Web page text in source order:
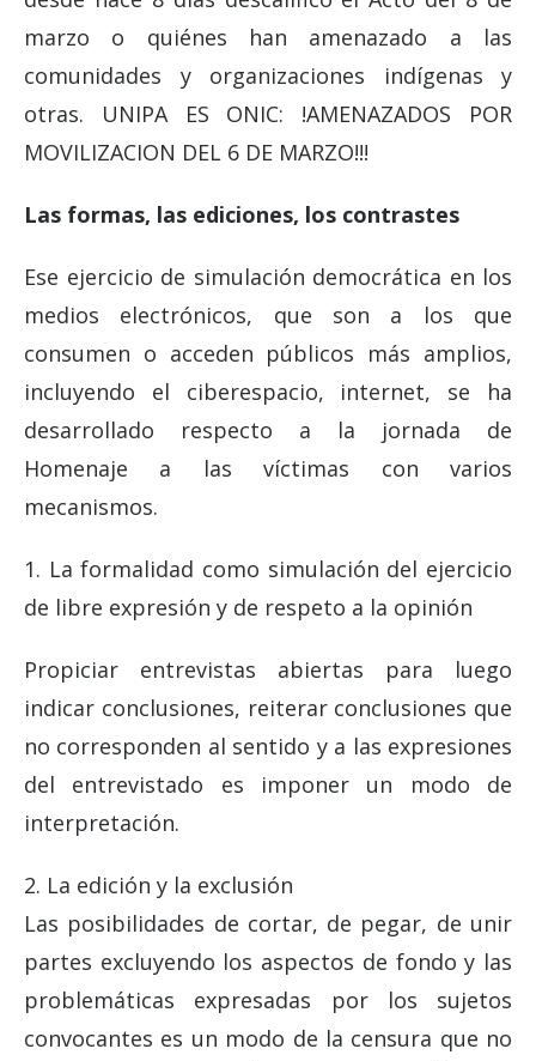
marzo o quiénes han amenazado a las
comunidades y organizaciones indígenas y
otras. UNIPA ES ONIC: !AMENAZADOS POR
MOVILIZACION DEL 6 DE MARZO!!!
Las formas, las ediciones, los contrastes
Ese ejercicio de simulación democrática en los
medios electrónicos, que son a los que
consumen o acceden públicos más amplios,
incluyendo el ciberespacio, internet, se ha
desarrollado respecto a la jornada de
Homenaje a las víctimas con varios
mecanismos.
1. La formalidad como simulación del ejercicio
de libre expresión y de respeto a la opinión
Propiciar entrevistas abiertas para luego
indicar conclusiones, reiterar conclusiones que
no corresponden al sentido y a las expresiones
del entrevistado es imponer un modo de
interpretación.
2. La edición y la exclusión
Las posibilidades de cortar, de pegar, de unir
partes excluyendo los aspectos de fondo y las
problemáticas expresadas por los sujetos
convocantes es un modo de la censura que no